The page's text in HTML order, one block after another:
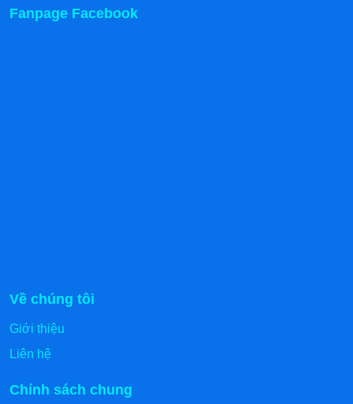
Fanpage Facebook
Về chúng tôi
Giới thiệu
Liên hệ
Chính sách chung